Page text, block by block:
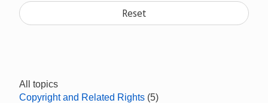
Reset
All topics
Copyright and Related Rights (5)